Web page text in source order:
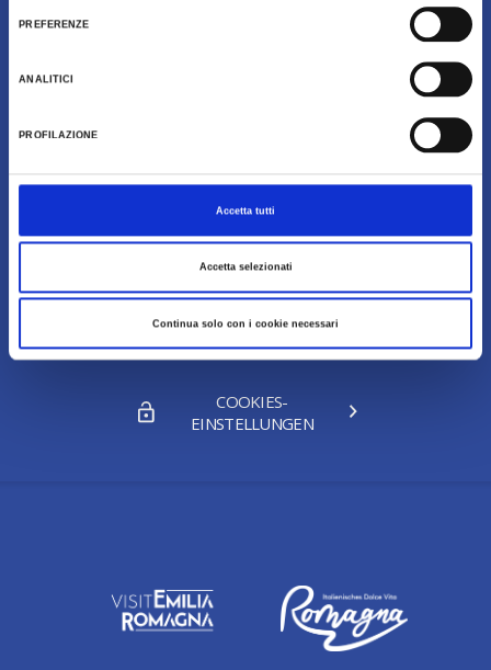
PREFERENZE
ANALITICI
PROFILAZIONE
Accetta tutti
Accetta selezionati
Continua solo con i cookie necessari
NÜTZLICHE LINKS
IMPRESSUM
TRANSPARENTE
VERWALTUNG
COOKIES-
EINSTELLUNGEN